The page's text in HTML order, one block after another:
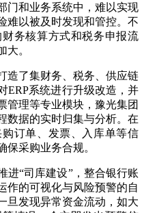
门和业务系统中，难以实现
难以被及时发现和管控。不
务核算方式和税务申报流
大。
了集财务、税务、供应链
ERP系统进行升级改造，并
管理等专业模块，豫光集团
数据的实时归集与分析。在
订单、发票、入库单等信
采购业务合规。
“司库建设”，整合银行账
作的可视化与风险预警的自
旦发现异常资金流动，如大